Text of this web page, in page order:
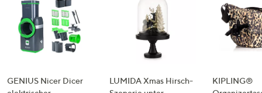
GENIUS Nicer Dicer
LUMIDA Xmas Hirsch-
KIPLING®